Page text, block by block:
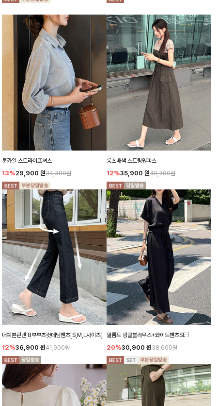
룬카일 스트라이프셔츠
13%29,900 원34,300원
롱츠배색 스트링원피스
12%35,900 원40,700원
더예쁜린넨 8부부츠컷데님팬츠[S,M,L사이즈]
12%36,900 원41,900원
팔롬드 링클블라우스+와이드팬츠SET
20%30,900 원38,600원